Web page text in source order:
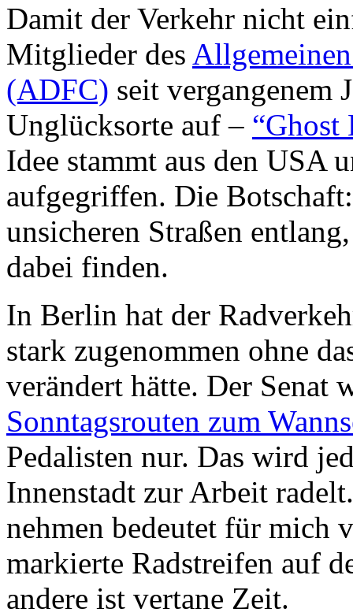
Damit der Verkehr nicht
Mitglieder des
(ADFC) seit vergangenem
Unglücksorte auf – “Ghost
Idee stammt aus den USA
aufgegriffen. Die
unsicheren Straßen
dabei finden.
In Berlin hat der
stark zugenommen ohne
verändert hätte. Der Senat
Sonntagsrouten zum
Pedalisten nur. Das wird
Innenstadt zur Arbeit
nehmen bedeutet für mich
markierte Radstreifen auf
andere ist vertane Zeit.